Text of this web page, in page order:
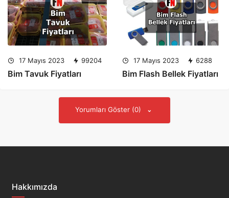
17 Mayıs 2023 99204
Bim Tavuk Fiyatları
17 Mayıs 2023 6288
Bim Flash Bellek Fiyatları
Yorumları Göster (0)
Hakkımızda